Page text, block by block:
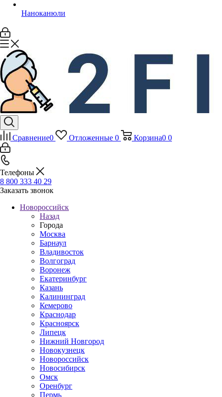
Наноканюли
Сравнение0 Отложенные 0 Корзина0 0
Телефоны
8 800 333 40 29
Заказать звонок
Новороссийск
Назад
Города
Москва
Барнаул
Владивосток
Волгоград
Воронеж
Екатеринбург
Казань
Калининград
Кемерово
Краснодар
Красноярск
Липецк
Нижний Новгород
Новокузнецк
Новороссийск
Новосибирск
Омск
Оренбург
Пермь